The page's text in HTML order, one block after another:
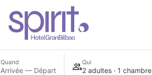
Quand
Arrivée — Départ
Qui
2 adultes · 1 chambre